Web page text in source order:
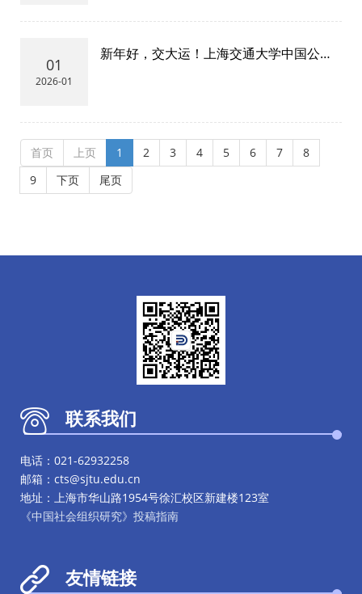
事长、上海硕风文化旅游（集团）有限公司董事
交大党委副书记周承，教育发展基金会秘书长汪
仪式。仪式由沈丽丹主持。
01
2026-01
新年好，交大运！上海交通大学中国公益
首页 上页 1 2 3 4 5 6 7
8
9
下页 尾页
联系我们
电话：021-62932258
邮箱：cts@sjtu.edu.cn
地址：上海市华山路1954号徐汇校区新建楼123室
《中国社会组织研究》投稿指南
友情链接